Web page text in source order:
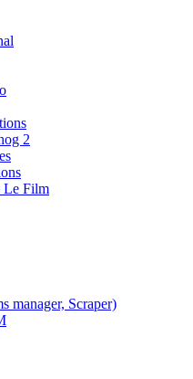
2
Le Film
manager, Scraper)